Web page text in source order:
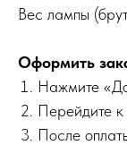
Вес лампы
Оформить
Нажмите
Перейдите к
После